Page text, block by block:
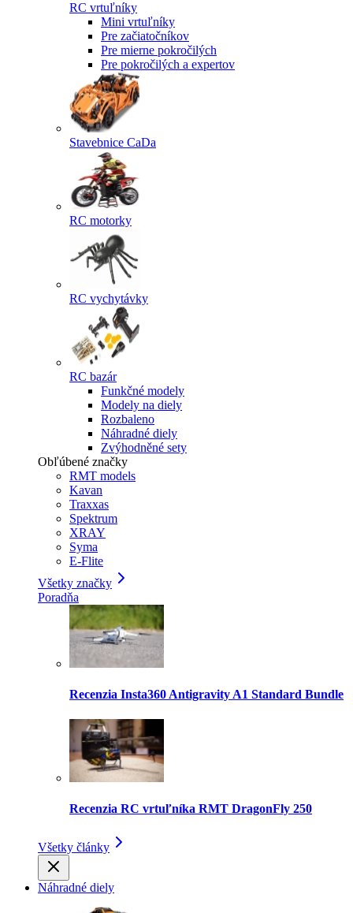
RC vrtuľníky
Mini vrtuľníky
Pre začiatočníkov
Pre mierne pokročilých
Pre pokročilých a expertov
Stavebnice CaDa
RC motorky
RC vychytávky
RC bazár
Funkčné modely
Modely na diely
Rozbaleno
Náhradné diely
Zvýhodněné sety
Obľúbené značky
RMT models
Kavan
Traxxas
Spektrum
XRAY
Syma
E-Flite
Všetky značky
Poradňa
Recenzia Insta360 Antigravity A1 Standard Bundle
Recenzia RC vrtuľníka RMT DragonFly 250
Všetky články
Náhradné diely